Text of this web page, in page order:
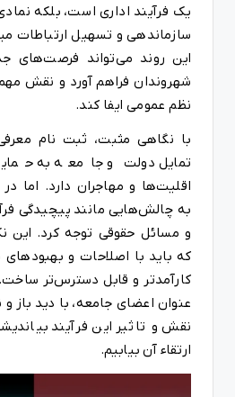
یک فرآیند اداری است، بلکه
سازماندهی و تسهیل ارتباطات
این روند می‌تواند فرصت‌های
شهروندان فراهم آورد و نقش
نظم عمومی ایفا کند.
با نگاهی مثبت، ثبت نام
تمایل دولت و جامعه به
اقلیت‌ها و مهاجران دارد. اما در
به چالش‌هایی مانند پیچیدگی
و مسائل حقوقی توجه کرد. این
که باید با اصلاحات و
کارآمدتر و قابل دسترس‌تر ساخت.
عنوان اعضای جامعه، با دید باز و
نقش و تاثیر این فرآیند
ارتقاء آن بیابیم.